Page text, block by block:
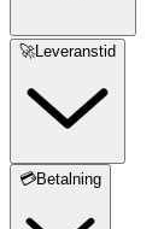
🚀Leveranstid
💳Betalning